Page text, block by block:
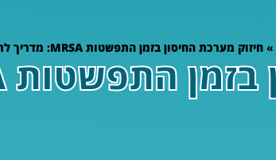
»חיזוק מערכת החיסון בזמן התפשטות MRSA: מדריך לתזונה נכונה